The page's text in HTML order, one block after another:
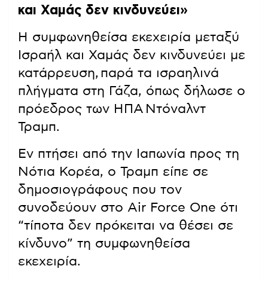
και Χαμάς δεν κινδυνεύει»
Η συμφωνηθείσα εκεχειρία μεταξύ
Ισραήλ και Χαμάς δεν κινδυνεύει με
κατάρρευση, παρά τα ισραηλινά
πλήγματα στη Γάζα, όπως δήλωσε ο
πρόεδρος των ΗΠΑ Ντόναλντ
Τραμπ.
Εν πτήσει από την Ιαπωνία προς τη
Νότια Κορέα, ο Τραμπ είπε σε
δημοσιογράφους που τον
συνοδεύουν στο Air Force One ότι
“τίποτα δεν πρόκειται να θέσει σε
κίνδυνο” τη συμφωνηθείσα
εκεχειρία.